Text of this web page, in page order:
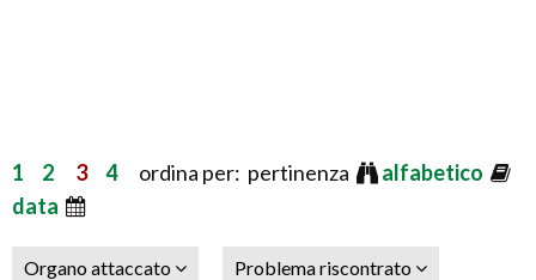
1 2 3 4ordina per: pertinenza
alfabetico
data
Organo attaccato
Problema riscontrato